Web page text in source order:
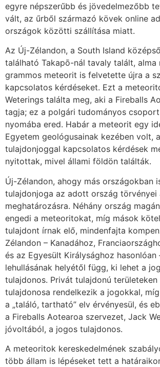
egyre népszerűbb és jövedelmezőbb
vált, az űrből származó kövek online
országok közötti szállítása miatt.
Az Új-Zélandon, a South Island
található Takapō-nál tavaly talált, alma
grammos meteorit is felvetette újra a
kapcsolatos kérdéseket. Ezt a
Weterings találta meg, aki a Fireballs
tagja; ez a polgári tudományos
nyomába ered. Habár a meteorit egy
Egyetem geológusainak kezében volt,
tulajdonjoggal kapcsolatos kérdések
nyitottak, mivel állami földön találták.
Új-Zélandon, ahogy más országokban
tulajdonjoga az adott ország törvényei
meghatározásra. Néhány ország
engedi a meteoritokat, míg mások
tulajdont írnak elő, mindenfajta
Zélandon – Kanadához,
és az Egyesült Királysághoz hasonlóan
lehullásának helyétől függ, ki lehet a
tulajdonos. Privát tulajdonú
tulajdonosa rendelkezik a jogokkal,
a „találó, tartható” elv érvényesül, és
a Fireballs Aotearoa szervezet, Jack
jóvoltából, a jogos tulajdonos.
A meteoritok kereskedelmének
több állam is lépéseket tett a